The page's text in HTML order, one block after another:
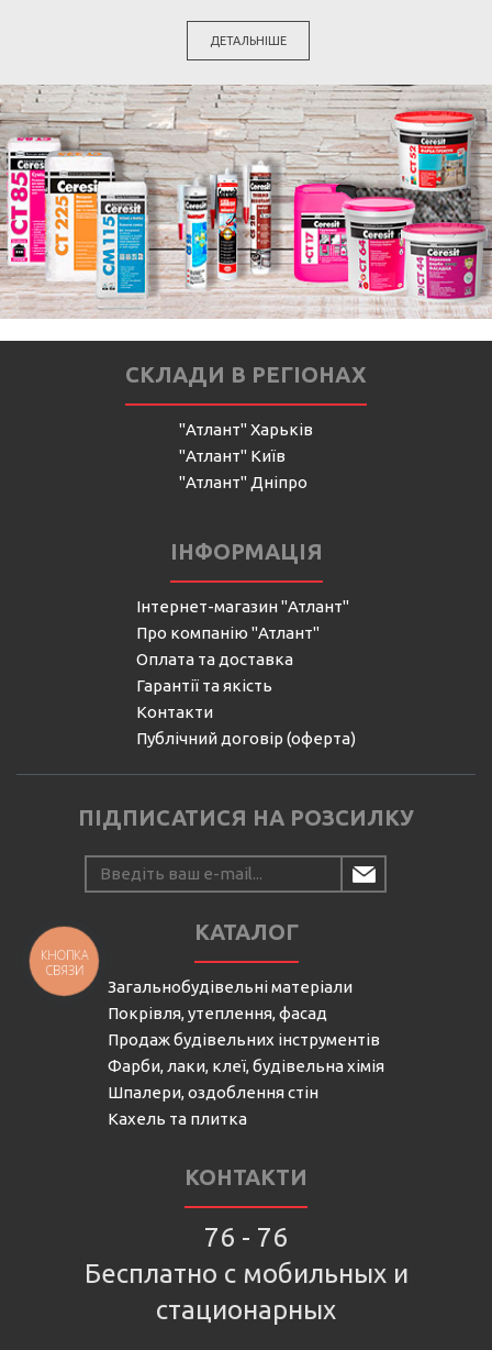
ДЕТАЛЬНІШЕ
СКЛАДИ В РЕГІОНАХ
"Атлант" Харьків
"Атлант" Київ
"Атлант" Дніпро
ІНФОРМАЦІЯ
Інтернет-магазин "Атлант"
Про компанію "Атлант"
Оплата та доставка
Гарантії та якість
Контакти
Публічний договір (оферта)
ПІДПИСАТИСЯ НА РОЗСИЛКУ
КАТАЛОГ
Загальнобудівельні матеріали
Покрівля, утеплення, фасад
Продаж будівельних інструментів
Фарби, лаки, клеї, будівельна хімія
Шпалери, оздоблення стін
Кахель та плитка
КОНТАКТИ
76 - 76
Бесплатно с мобильных и
стационарных
КНОПКА
СВЯЗИ